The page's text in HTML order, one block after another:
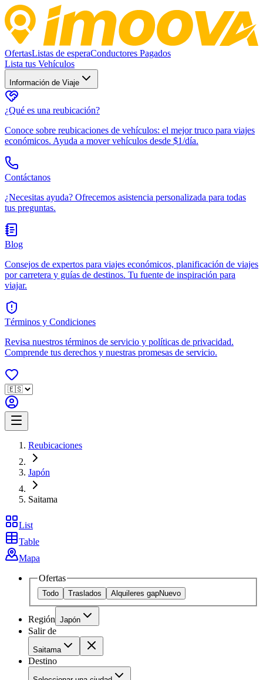
OfertasListas de esperaConductores Pagados
Lista tus Vehículos
Información de Viaje
¿Qué es una reubicación?
Conoce sobre reubicaciones de vehículos: el mejor truco para viajes
económicos. Ayuda a mover vehículos desde $1/día.
Contáctanos
¿Necesitas ayuda? Ofrecemos asistencia personalizada para todas
tus preguntas.
Blog
Consejos de expertos para viajes económicos, planificación de viajes
por carretera y guías de destinos. Tu fuente de inspiración para
viajar.
Términos y Condiciones
Revisa nuestros términos de servicio y políticas de privacidad.
Comprende tus derechos y nuestras promesas de servicio.
Reubicaciones
Japón
Saitama
List
Table
Mapa
Ofertas
Todo Traslados Alquileres gapNuevo
Región Japón
Salir de
Saitama
Destino